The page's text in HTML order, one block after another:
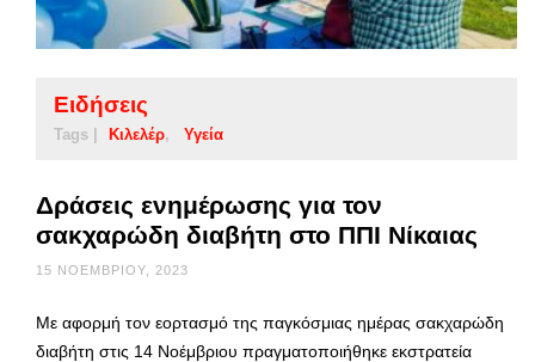
Ειδήσεις
Tags | Κιλελέρ Υγεία
Δράσεις ενημέρωσης για τον
σακχαρώδη διαβήτη στο ΠΠΙ Νίκαιας
15 ΝΟΕΜΒΡΊΟΥ, 2023
Με αφορμή τον εορτασμό της παγκόσμιας ημέρας σακχαρώδη
διαβήτη στις 14 Νοέμβριου πραγματοποιήθηκε εκστρατεία